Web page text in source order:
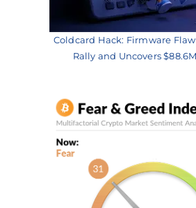
Coldcard Hack: Firmware
Rally and Uncovers